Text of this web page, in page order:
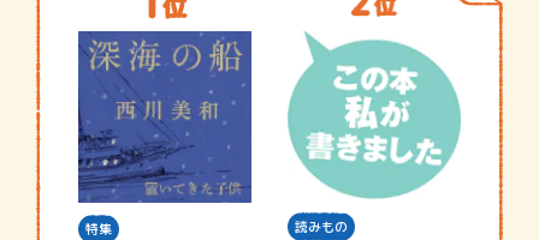
特集 読みもの